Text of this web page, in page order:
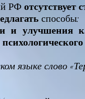
РФ отсутствует
способы:
и улучшения
языке слово